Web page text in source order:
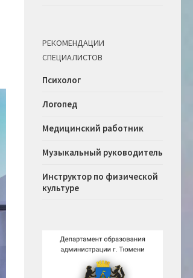
РЕКОМЕНДАЦИИ
СПЕЦИАЛИСТОВ
Психолог
Логопед
Медицинский работник
Музыкальный руководитель
Инструктор по физической
культуре